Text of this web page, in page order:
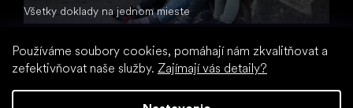
Používáme soubory cookies, pomáhají nám zkvalitňovat a
zefektivňovat naše služby. Zajímají vás detaily?
Všetky doklady na jednom mieste